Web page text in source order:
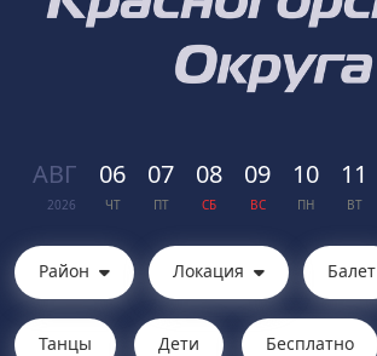
АВГ
2026
06
ЧТ
07
ПТ
08
СБ
09
ВС
10
ПН
11
ВТ
Район Локация Балет
Танцы Дети Бесплатно